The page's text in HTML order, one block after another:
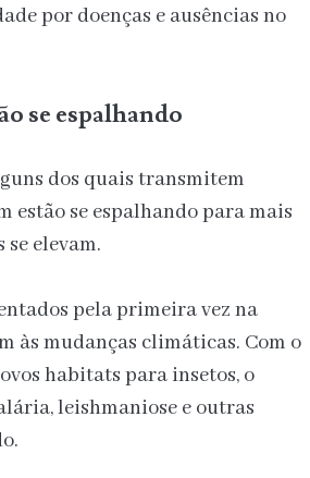
por doenças e ausências no
se espalhando
dos quais transmitem
estão se espalhando para mais
elevam.
pela primeira vez na
às mudanças climáticas. Com o
habitats para insetos, o
leishmaniose e outras